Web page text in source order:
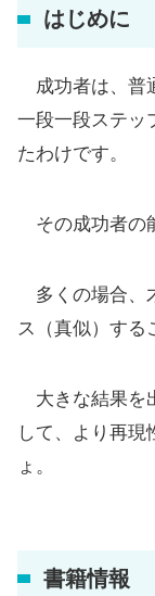
はじめに
成功者は、普
一段一段ステッ
たわけです。
その成功者の
多くの場合、
ス（真似）する
大きな結果を
して、より再現
ょ。
書籍情報